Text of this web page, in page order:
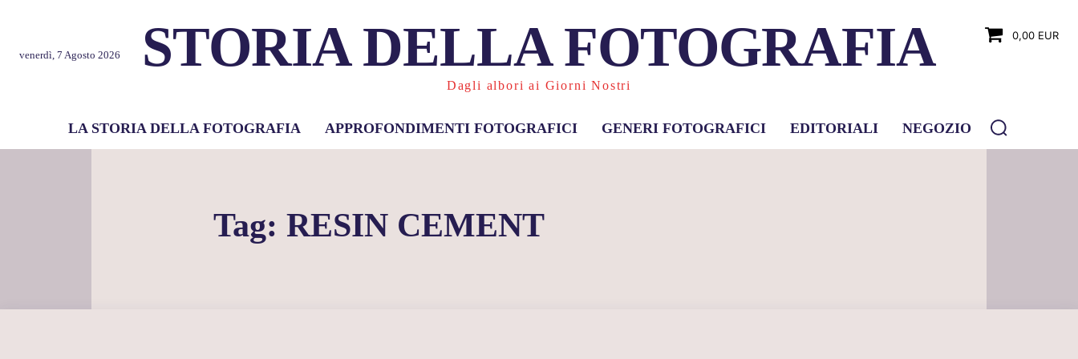
venerdì, 7 Agosto 2026 STORIA DELLA FOTOGRAFIA
Dagli albori ai Giorni Nostri
0,00 EUR
LA STORIA DELLA FOTOGRAFIA APPROFONDIMENTI FOTOGRAFICI GENERI FOTOGRAFICI EDITORIALI NEGOZIO
Tag:RESIN CEMENT